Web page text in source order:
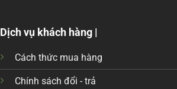
Dịch vụ khách hàng |
Cách thức mua hàng
Chính sách đổi - trả